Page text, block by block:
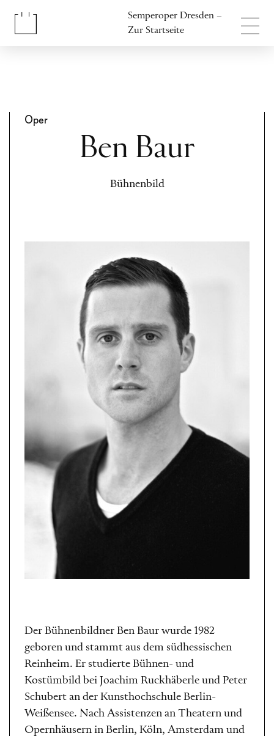
Semperoper Dresden –
Zur Startseite
Oper
Ben Baur
Bühnenbild
Der Bühnenbildner Ben Baur wurde 1982
geboren und stammt aus dem südhessischen
Reinheim. Er studierte Bühnen- und
Kostümbild bei Joachim Ruckhäberle und Peter
Schubert an der Kunsthochschule Berlin-
Weißensee. Nach Assistenzen an Theatern und
Opernhäusern in Berlin, Köln, Amsterdam und